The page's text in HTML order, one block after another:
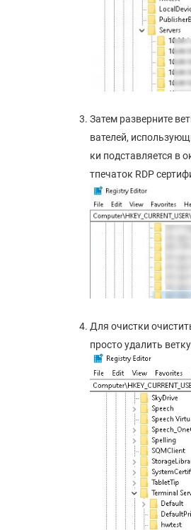
Затем разверните
вателей,
ки подставляется в
тпечаток RDP
Для очистки
просто удалить